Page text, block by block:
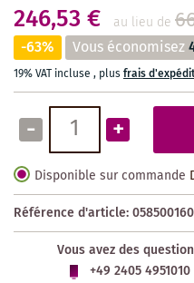
246,53 € au lieu de
-63% Vous économisez
19% VAT incluse , plusfrais
- +
Disponible sur commande
Référence d'article:058500160
Vous avez des
+49 2405 4951010